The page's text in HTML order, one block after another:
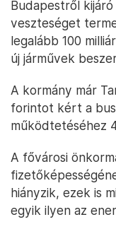
Budapestről
veszteséget
legalább 100
új járművek
A kormány már
forintot kért a
működtetéséhez
A fővárosi
hiányzik, ezek is
egyik ilyen az